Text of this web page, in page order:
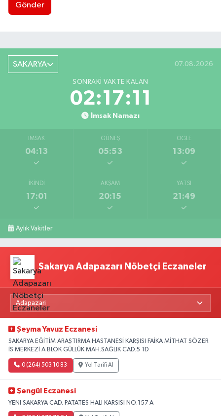
Gönder
SAKARYA 07.08.2026
SONRAKI VAKTE KALAN
02:17:10
İmsak Namazı
İMSAK
04:13
GÜNEŞ
05:53
ÖĞLE
13:09
İKINDI
17:01
AKŞAM
20:15
YATSI
21:49
Aylık Vakitler
Sakarya Adapazarı Nöbetçi Eczaneler
Şeyma Yavuz Eczanesi
SAKARYA EĞİTİM ARAŞTIRMA HASTANESİ KARŞISI FAİKA MİTHAT SÖZER
İS MERKEZİ A BLOK GÜLLÜK MAH.SAĞLIK CAD.5 1D
0 (264) 503 10 83 Yol Tarifi Al
Şengül Eczanesi
YENI SAKARYA CAD. PATATES HALI KARSISI NO:157 A